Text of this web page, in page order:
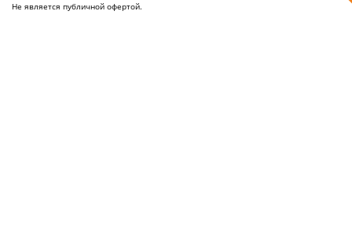
Не является публичной офертой.